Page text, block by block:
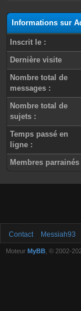
Informations sur
Inscrit le :
Dernière visite
Nombre total de
messages :
Nombre total de
sujets :
Temps passé en
ligne :
Membres parrainés
Contact Messiah93
Moteur MyBB , © 2002-